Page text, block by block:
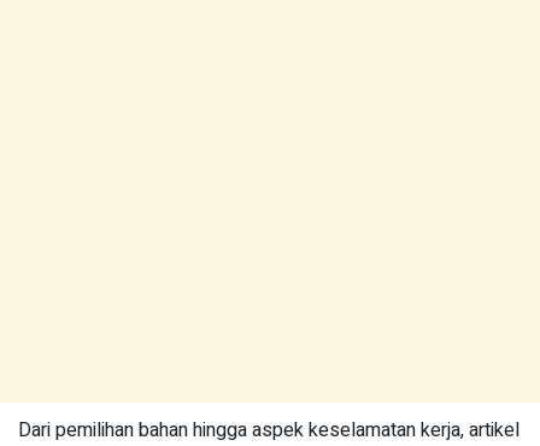
Dari pemilihan bahan hingga aspek keselamatan kerja, artikel